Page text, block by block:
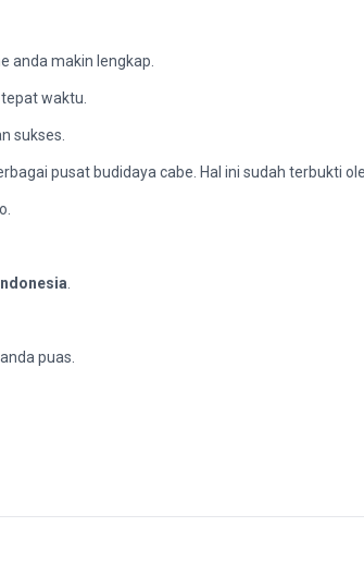
anda makin lengkap.
waktu.
sukses.
pusat budidaya cabe. Hal ini sudah terbukti
puas.